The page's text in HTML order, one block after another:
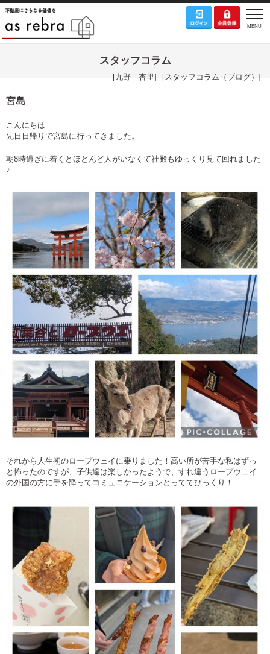
スタッフコラム
[九野 杏里] [スタッフコラム（ブログ） ]
宮島
こんにちは
先日日帰りで宮島に行ってきました。
朝8時過ぎに着くとほとんど人がいなくて社殿もゆっくり見て回れました
♪
それから人生初のロープウェイに乗りました！高い所が苦手な私はずっ
と怖ったのですが、子供達は楽しかったようで、すれ違うロープウェイ
の外国の方に手を降ってコミュニケーションとっててびっくり！